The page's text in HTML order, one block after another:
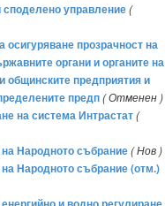
управление(
прозрачност на
органи и органите на
общинските предприятия и
предп( Отменен )
на система Интрастат(
на Народното събрание( Нов )
Народното събрание (отм.)